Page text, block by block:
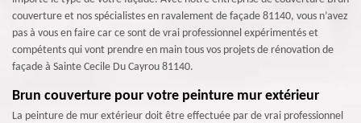
couverture et nos spécialistes en ravalement de façade 81140, vous n’avez
pas à vous en faire car ce sont de vrai professionnel expérimentés et
compétents qui vont prendre en main tous vos projets de rénovation de
façade à Sainte Cecile Du Cayrou 81140.
Brun couverture pour votre peinture mur extérieur
La peinture de mur extérieur doit être effectuée par de vrai professionnel